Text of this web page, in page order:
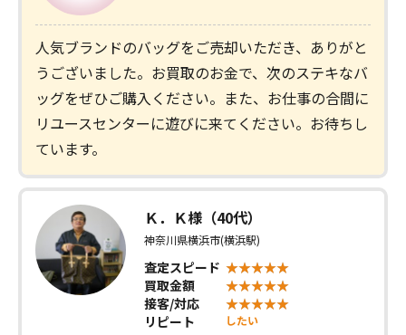
人気ブランドのバッグをご売却いただき、ありがと
うございました。お買取のお金で、次のステキなバ
ッグをぜひご購入ください。また、お仕事の合間に
リユースセンターに遊びに来てください。お待ちし
ています。
Ｋ．Ｋ様（40代）
神奈川県横浜市(横浜駅)
査定スピード
買取金額
接客/対応
リピート
したい